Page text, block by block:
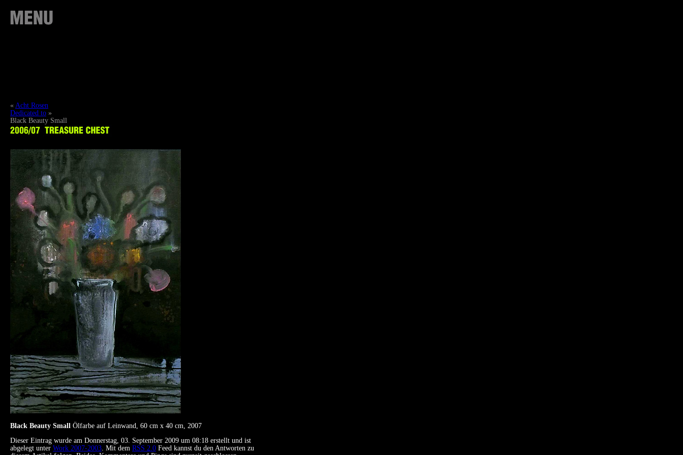
« Acht Rosen
Dedicated to »
Black Beauty Small
Black Beauty Small Ölfarbe auf Leinwand, 60 cm x 40 cm, 2007
Dieser Eintrag wurde am Donnerstag, 03. September 2009 um 08:18 erstellt und ist
abgelegt unter Work 2007-2003. Mit dem RSS 2.0 Feed kannst du den Antworten zu